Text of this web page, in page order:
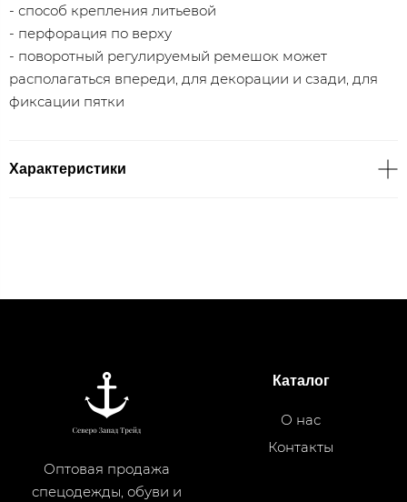
- способ крепления литьевой
- перфорация по верху
- поворотный регулируемый ремешок может
располагаться впереди, для декорации и сзади, для
фиксации пятки
Характеристики
Оптовая продажа
спецодежды, обуви и
Каталог
О нас
Контакты